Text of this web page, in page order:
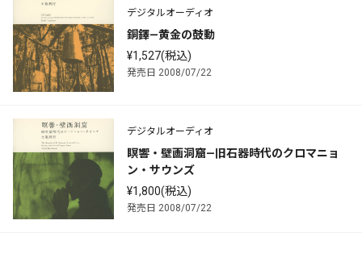
デジタルオーディオ
銅鐸—黄金の鼓動
¥1,527(税込)
発売日 2008/07/22
デジタルオーディオ
瞑響・壁画洞窟—旧石器時代のクロマニョ
ン・サウンズ
¥1,800(税込)
発売日 2008/07/22